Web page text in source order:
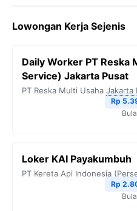
e
o
o
t
e
r
e
r
a
t
A
y
i
n
k
Lowongan Kerja Sejenis
Daily Worker PT Reska
Service) Jakarta Pusat
PT Reska Multi Usaha Jakarta
Rp
Loker KAI Payakumbuh
PT Kereta Api Indonesia
Rp